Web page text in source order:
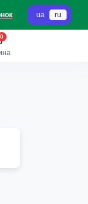
ua ru
0